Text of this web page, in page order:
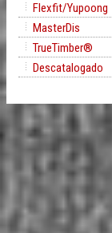
Flexfit/Yupoong
MasterDis
TrueTimber®
Descatalogado